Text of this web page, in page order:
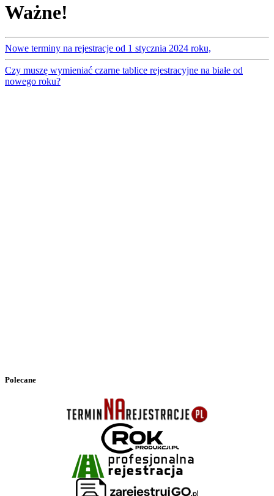
Ważne!
Nowe terminy na rejestracje od 1 stycznia 2024 roku,
Czy muszę wymieniać czarne tablice rejestracyjne na białe od
nowego roku?
Polecane